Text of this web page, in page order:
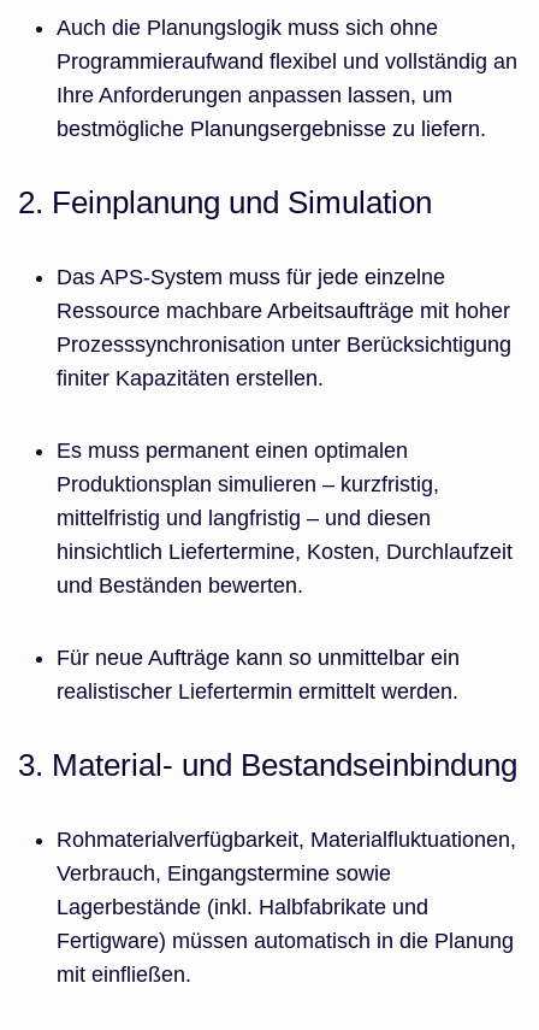
Auch die Planungslogik muss sich ohne
Programmieraufwand flexibel und vollständig an
Ihre Anforderungen anpassen lassen, um
bestmögliche Planungsergebnisse zu liefern.
2. Feinplanung und Simulation
Das APS-System muss für jede einzelne
Ressource machbare Arbeitsaufträge mit hoher
Prozesssynchronisation unter Berücksichtigung
finiter Kapazitäten erstellen.
Es muss permanent einen optimalen
Produktionsplan simulieren – kurzfristig,
mittelfristig und langfristig – und diesen
hinsichtlich Liefertermine, Kosten, Durchlaufzeit
und Beständen bewerten.
Für neue Aufträge kann so unmittelbar ein
realistischer Liefertermin ermittelt werden.
3. Material- und Bestandseinbindung
Rohmaterialverfügbarkeit, Materialfluktuationen,
Verbrauch, Eingangstermine sowie
Lagerbestände (inkl. Halbfabrikate und
Fertigware) müssen automatisch in die Planung
mit einfließen.